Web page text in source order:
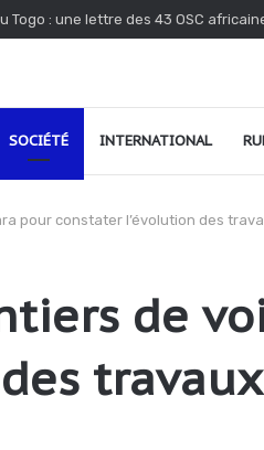
de Kossi Agbéko, vendeur
SOCIÉTÉ INTERNATIONAL
pour constater l’évolution des
de
travaux